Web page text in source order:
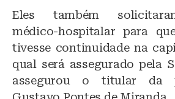
Eles também
médico-hospitalar para
tivesse continuidade na
qual será assegurado pela
assegurou o titular da